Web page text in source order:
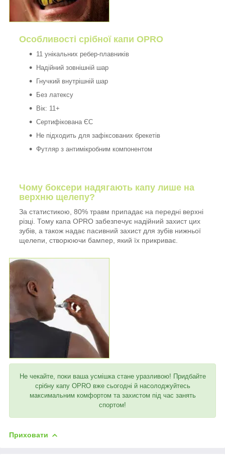
Особливості срібної капи OPRO
11 унікальних ребер-плавників
Надійний зовнішній шар
Гнучкий внутрішній шар
Без латексу
Вік: 11+
Сертифікована ЄС
Не підходить для зафіксованих брекетів
Футляр з антимікробним компонентом
Чому боксери надягають капу лише на
верхню щелепу?
За статистикою, 80% травм припадає на передні верхні
різці. Тому капа OPRO забезпечує надійний захист цих
зубів, а також надає пасивний захист для зубів нижньої
щелепи, створюючи бампер, який їх прикриває.
Не чекайте, поки ваша усмішка стане уразливою! Придбайте
срібну капу OPRO вже сьогодні й насолоджуйтесь
максимальним комфортом та захистом під час занять
спортом!
Приховати